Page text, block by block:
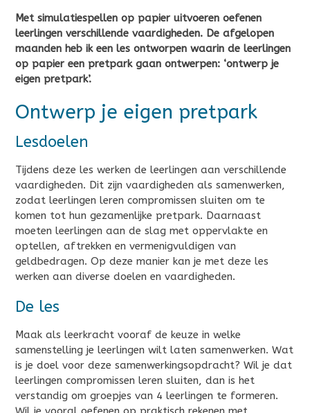
Met simulatiespellen op papier uitvoeren oefenen
leerlingen verschillende vaardigheden. De afgelopen
maanden heb ik een les ontworpen waarin de leerlingen
op papier een pretpark gaan ontwerpen: ‘ontwerp je
eigen pretpark’.
Ontwerp je eigen pretpark
Lesdoelen
Tijdens deze les werken de leerlingen aan verschillende
vaardigheden. Dit zijn vaardigheden als samenwerken,
zodat leerlingen leren compromissen sluiten om te
komen tot hun gezamenlijke pretpark. Daarnaast
moeten leerlingen aan de slag met oppervlakte en
optellen, aftrekken en vermenigvuldigen van
geldbedragen. Op deze manier kan je met deze les
werken aan diverse doelen en vaardigheden.
De les
Maak als leerkracht vooraf de keuze in welke
samenstelling je leerlingen wilt laten samenwerken. Wat
is je doel voor deze samenwerkingsopdracht? Wil je dat
leerlingen compromissen leren sluiten, dan is het
verstandig om groepjes van 4 leerlingen te formeren.